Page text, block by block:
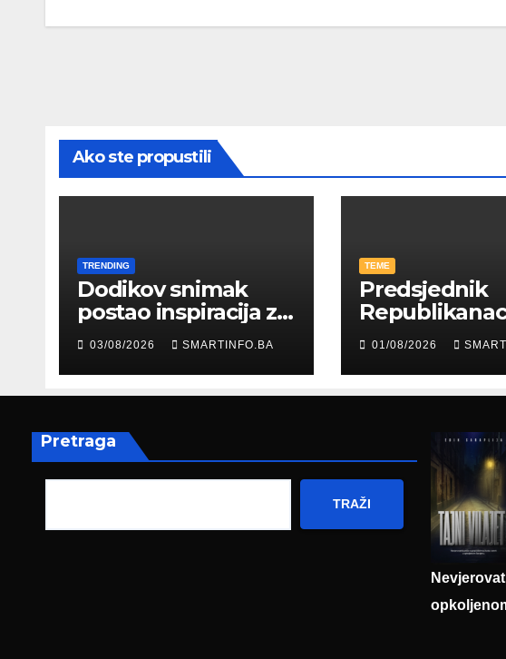
Ako ste propustili
TRENDING
Dodikov snimak
postao inspiracija za
šale: Građani kroz
parodiju poslali
poruku
03/08/2026 SMARTINFO.BA
TEME
Predsjednik
Edin Garaplija
prisustvovao
prezentaciji
Federalnog
01/08/2026
Pretraga
TRAŽI